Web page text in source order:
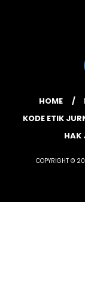
HOME
KODE ETIK
HAK
COPYRIGHT ©